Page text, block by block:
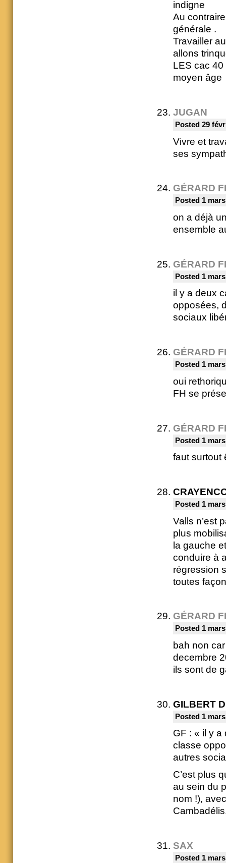
indigne
Au
générale .
Travailler
allons
LES cac
moyen âge
JUGAN
Posted 29
Vivre et
ses
GÉRARD
Posted 1
on a déjà
ensemble
GÉRARD
Posted 1
il y a deux
opposées,
sociaux
GÉRARD
Posted 1
oui
FH se
GÉRARD
Posted 1
faut surtout
Posted 1
Valls n’est
plus
la gauche
conduire à
régression
toutes
GÉRARD
Posted 1
bah non
decembre
ils sont de
GILBERT
Posted 1
GF : « il y
classe
autres
C’est plus
au sein du
nom !),
SAX
Posted 1